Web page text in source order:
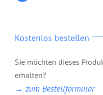
Kostenlos bestellen
Sie möchten dieses
erhalten?
→ zum Bestellformular